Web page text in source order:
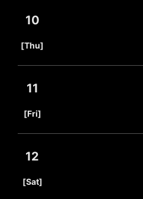
10
[Thu]
11
[Fri]
12
[Sat]